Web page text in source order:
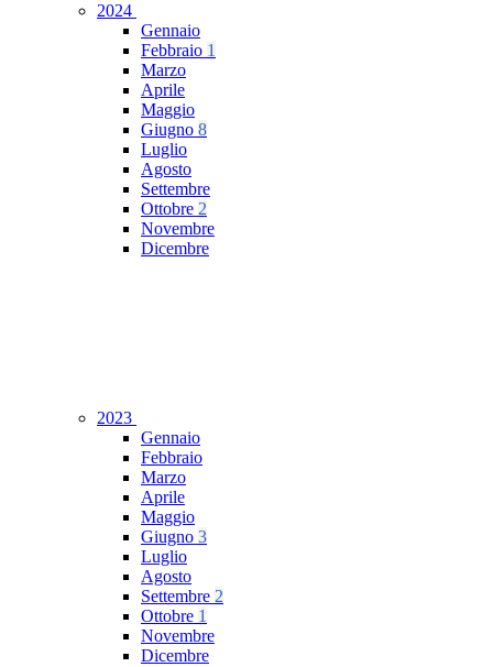
2024
Gennaio
Febbraio 1
Marzo
Aprile
Maggio
Giugno 8
Luglio
Agosto
Settembre
Ottobre 2
Novembre
Dicembre
2023
Gennaio
Febbraio
Marzo
Aprile
Maggio
Giugno 3
Luglio
Agosto
Settembre 2
Ottobre 1
Novembre
Dicembre